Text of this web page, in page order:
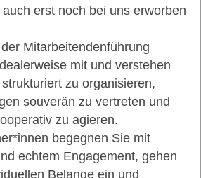
erst noch bei uns erworben
Mitarbeitendenführung
mit und verstehen
zu organisieren,
souverän zu vertreten und
zu agieren.
begegnen Sie mit
echtem Engagement, gehen
Belange ein und